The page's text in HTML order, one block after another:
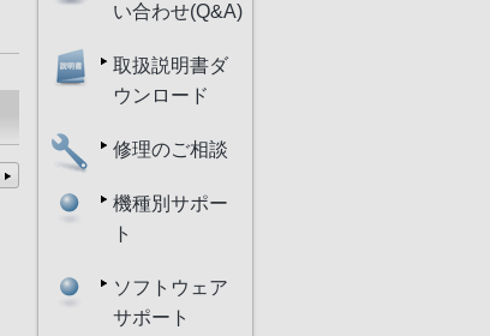
い合わせ(Q&A)
取扱説明書ダ
ウンロード
修理のご相談
機種別サポー
ト
ソフトウェア
サポート